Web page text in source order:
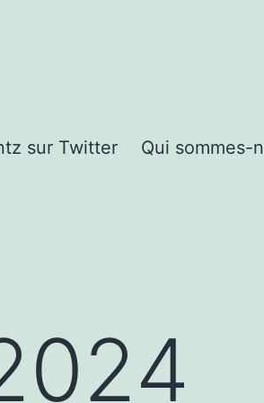
sur Twitter Qui sommes-